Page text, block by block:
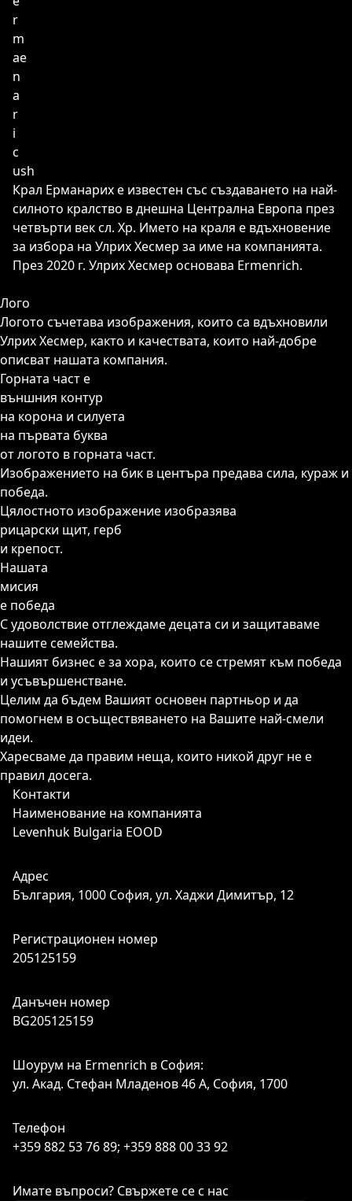
r
m
ae
n
a
r
i
c
ush
Крал Ерманарих е известен със създаването на най-
силното кралство в днешна Централна Европа през
четвърти век сл. Хр. Името на краля е вдъхновение
за избора на Улрих Хесмер за име на компанията.
През 2020 г. Улрих Хесмер основава Ermenrich.
Лого
Логото съчетава изображения, които са вдъхновили
Улрих Хесмер, както и качествата, които най-добре
описват нашата компания.
Горната част е
външния контур
на корона и силуета
на първата буква
от логото в горната част.
Изображението на бик в центъра предава сила, кураж и
победа.
Цялостното изображение изобразява
рицарски щит, герб
и крепост.
Нашата
мисия
е победа
С удоволствие отглеждаме децата си и защитаваме
нашите семейства.
Нашият бизнес е за хора, които се стремят към победа
и усъвършенстване.
Целим да бъдем Вашият основен партньор и да
помогнем в осъществяването на Вашите най-смели
идеи.
Харесваме да правим неща, които никой друг не е
правил досега.
Контакти
Наименование на компанията
Levenhuk Bulgaria EOOD
Адрес
България, 1000 София, ул. Хаджи Димитър, 12
Регистрационен номер
205125159
Данъчен номер
BG205125159
Шоурум на Ermenrich в София:
ул. Акад. Стефан Младенов 46 А, София, 1700
Телефон
+359 882 53 76 89; +359 888 00 33 92
Имате въпроси? Свържете се с нас